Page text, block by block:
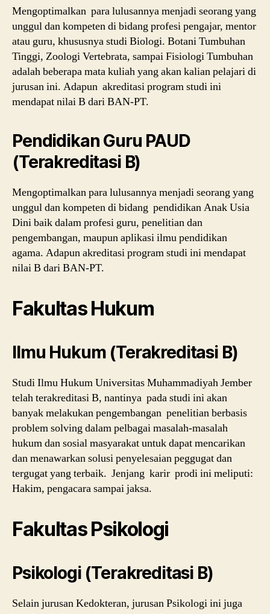
Mengoptimalkan para lulusannya menjadi seorang yang
unggul dan kompeten di bidang profesi pengajar, mentor
atau guru, khususnya studi Biologi. Botani Tumbuhan
Tinggi, Zoologi Vertebrata, sampai Fisiologi Tumbuhan
adalah beberapa mata kuliah yang akan kalian pelajari di
jurusan ini. Adapun akreditasi program studi ini
mendapat nilai B dari BAN-PT.
Pendidikan Guru PAUD
(Terakreditasi B)
Mengoptimalkan para lulusannya menjadi seorang yang
unggul dan kompeten di bidang pendidikan Anak Usia
Dini baik dalam profesi guru, penelitian dan
pengembangan, maupun aplikasi ilmu pendidikan
agama. Adapun akreditasi program studi ini mendapat
nilai B dari BAN-PT.
Fakultas Hukum
Ilmu Hukum (Terakreditasi B)
Studi Ilmu Hukum Universitas Muhammadiyah Jember
telah terakreditasi B, nantinya pada studi ini akan
banyak melakukan pengembangan penelitian berbasis
problem solving dalam pelbagai masalah-masalah
hukum dan sosial masyarakat untuk dapat mencarikan
dan menawarkan solusi penyelesaian peggugat dan
tergugat yang terbaik. Jenjang karir prodi ini meliputi:
Hakim, pengacara sampai jaksa.
Fakultas Psikologi
Psikologi (Terakreditasi B)
Selain jurusan Kedokteran, jurusan Psikologi ini juga